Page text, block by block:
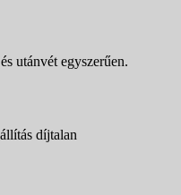
utánvét egyszerűen.
díjtalan